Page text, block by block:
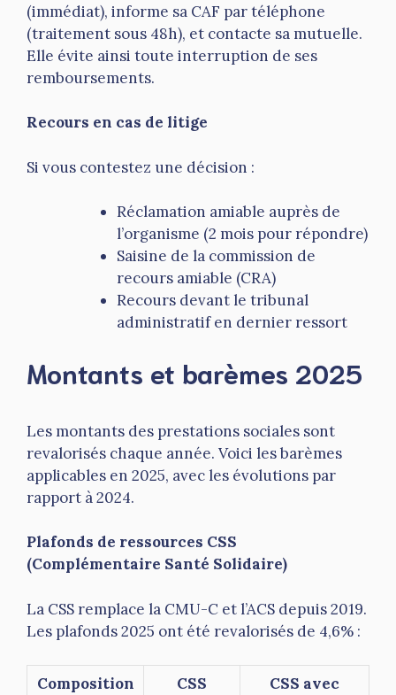
(immédiat), informe sa CAF par téléphone
(traitement sous 48h), et contacte sa mutuelle.
Elle évite ainsi toute interruption de ses
remboursements.
Recours en cas de litige
Si vous contestez une décision :
Réclamation amiable auprès de
l’organisme (2 mois pour répondre)
Saisine de la commission de
recours amiable (CRA)
Recours devant le tribunal
administratif en dernier ressort
Montants et barèmes 2025
Les montants des prestations sociales sont
revalorisés chaque année. Voici les barèmes
applicables en 2025, avec les évolutions par
rapport à 2024.
Plafonds de ressources CSS
(Complémentaire Santé Solidaire)
La CSS remplace la CMU-C et l’ACS depuis 2019.
Les plafonds 2025 ont été revalorisés de 4,6% :
Composition CSS CSS avec